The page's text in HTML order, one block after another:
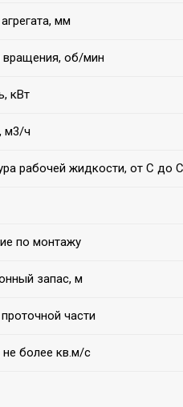
мм
вращения, об/мин
кВт
м3/ч
рабочей жидкости, от С до С
по монтажу
запас, м
части
не более кв.м/с